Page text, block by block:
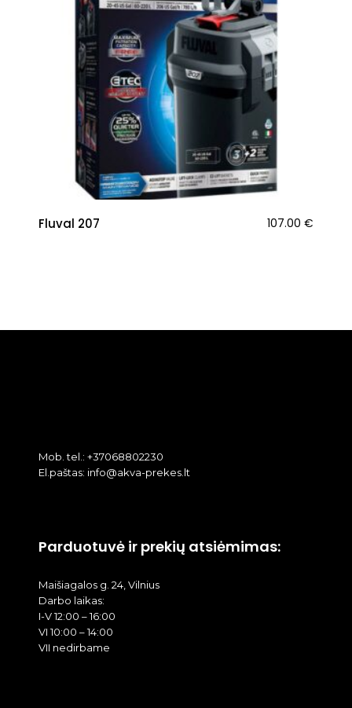
Fluval 207 107.00 €
Mob. tel.: +37068802230
El.paštas: info@akva-prekes.lt
Parduotuvė ir prekių atsiėmimas:
Maišiagalos g. 24, Vilnius
Darbo laikas:
I-V 12:00 – 16:00
VI 10:00 – 14:00
VII nedirbame